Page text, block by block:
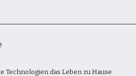
Technologien das Leben zu Hause